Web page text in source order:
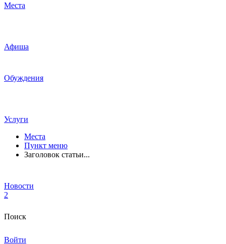
Места
Афиша
Обуждения
Услуги
Места
Пункт меню
Заголовок статьи...
Новости
2
Поиск
Войти